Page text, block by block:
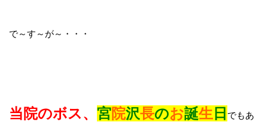
で～す～が～・・・
当院のボス、 宮院沢長のお誕生 日 でもあ